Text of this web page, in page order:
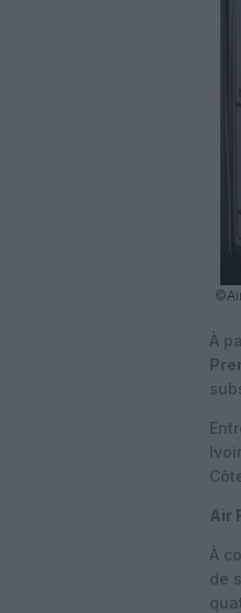
À
Air
À
de